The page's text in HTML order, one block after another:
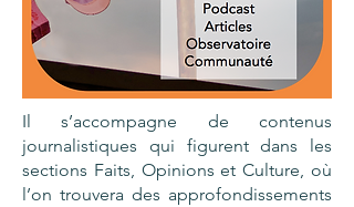
Il s’accompagne de contenus
journalistiques qui figurent dans les
sections Faits, Opinions et Culture, où
l’on trouvera des approfondissements